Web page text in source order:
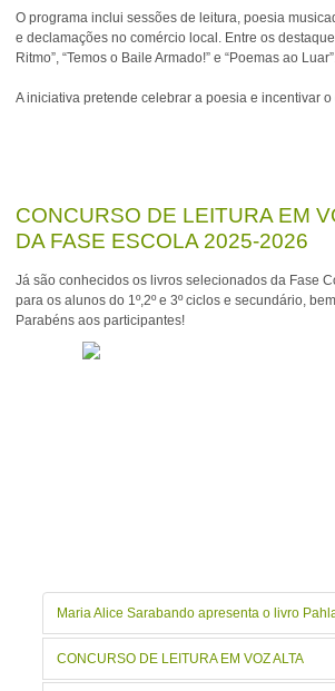
O programa inclui sessões de leitura, poesia
e declamações no comércio local. Entre os
Ritmo”, “Temos o Baile Armado!” e “Poemas ao
A iniciativa pretende celebrar a poesia e incentivar
CONCURSO DE LEITURA EM
DA FASE ESCOLA 2025-2026
Já são conhecidos os livros selecionados da Fase
para os alunos do 1º,2º e 3º ciclos e secundário,
Parabéns aos participantes!
Maria Alice Sarabando apresenta o livro
CONCURSO DE LEITURA EM VOZ ALTA